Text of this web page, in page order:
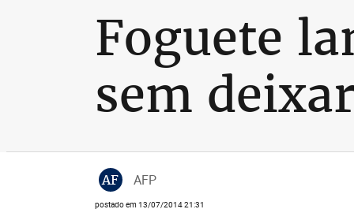
Foguete
sem
AF AFP
postado em 13/07/2014 21:31